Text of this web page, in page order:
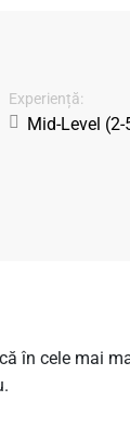
Experiență:
Mid-Level
în cele mai